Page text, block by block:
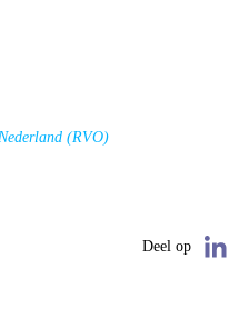
(RVO)
Deel op